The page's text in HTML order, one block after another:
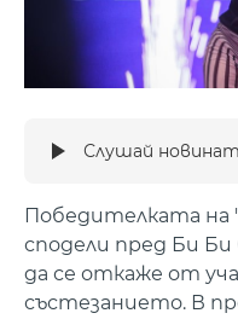
Слушай
Победителката на
сподели пред Би Би
да се откаже от
състезанието. В